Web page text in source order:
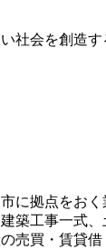
社会を創造す
に拠点をお
築工事一式
売買・賃貸